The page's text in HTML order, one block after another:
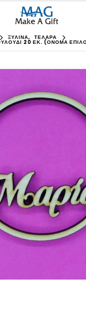
ΞΥΛΙΝΑ, ΤΕΛΑΡΑ
20 ΕΚ. (ΌΝΟΜΑ